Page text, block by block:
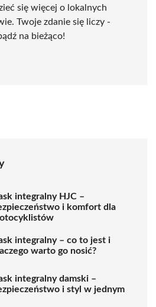
się więcej o lokalnych
Twoje zdanie się liczy -
na bieżąco!
integralny HJC –
i komfort dla
integralny – co to jest i
warto go nosić?
integralny damski –
i styl w jednym